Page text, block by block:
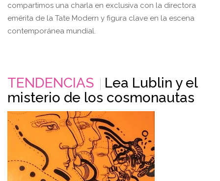
compartimos una charla en exclusiva con la directora
emérita de la Tate Modern y figura clave en la escena
contemporánea mundial.
TENDENCIAS
Lea Lublin y el
misterio de los cosmonautas